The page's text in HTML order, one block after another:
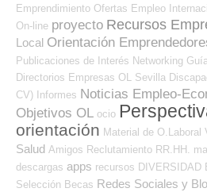
Emprendimiento Ofertas Empleo
On-line proyecto Recursos
Local Orientación
Publicaciones de Interés Networking
Directorios Empresas OL
Sevilla
CV) Informes Noticias Empleo-
Objetivos OL ocio
orientación Material de O.Laboral
Salud Amigos Reclutamiento RR.HH.
descargas apps recursos DIVERSIDAD
Selección Becas Redes Sociales y